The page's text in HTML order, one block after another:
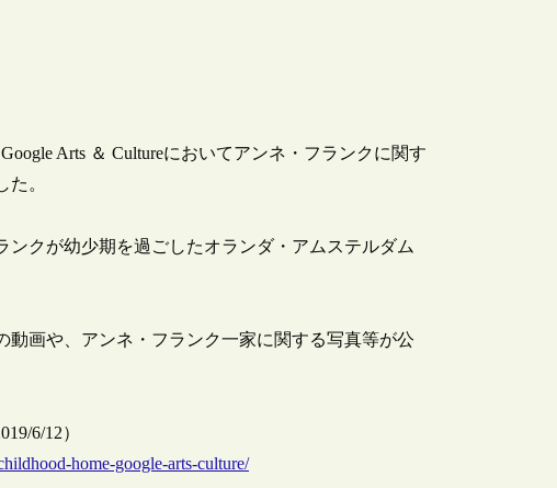
Arts ＆ Cultureにおいてアンネ・フランクに関す
。
クが幼少期を過ごしたオランダ・アムステルダム
画や、アンネ・フランク一家に関する写真等が公
6/12）
home-google-arts-culture/